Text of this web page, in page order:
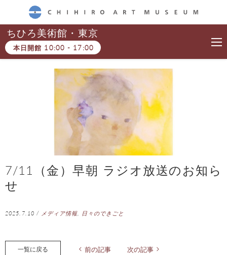
CHIHIRO ART MUSEUM
ちひろ美術館・東京
本日開館 10:00 - 17:00
7/11（金）早朝 ラジオ放送のお知ら
せ
2025.7.10 / メディア情報 日々のできごと
一覧に戻る 前の記事 次の記事